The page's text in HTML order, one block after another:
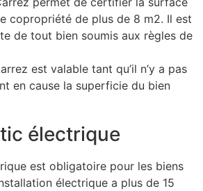
copropriété de plus de 8 m2. Il est
de tout bien soumis aux règles de
est valable tant qu’il n’y a pas
en cause la superficie du bien
électrique
est obligatoire pour les biens
électrique a plus de 15